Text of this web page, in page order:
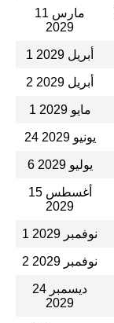
11 مارس
2029
1 أبريل 2029
2 أبريل 2029
1 مايو 2029
24 يونيو 2029
6 يوليو 2029
15 أغسطس
2029
1 نوفمبر 2029
2 نوفمبر 2029
24 ديسمبر
2029